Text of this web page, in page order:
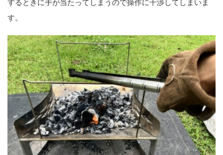
するときに手が当たってしまうので操作に干渉してしまいま
す。